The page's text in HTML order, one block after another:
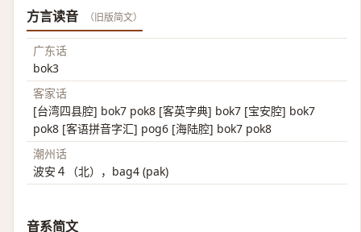
方言读音 （旧版简文）
广东话
bok3
客家话
[台湾四县腔] bok7 pok8 [客英字典] bok7 [宝安腔] bok7
pok8 [客语拼音字汇] pog6 [海陆腔] bok7 pok8
潮州话
波安４（北），bag4 (pak)
音系简文